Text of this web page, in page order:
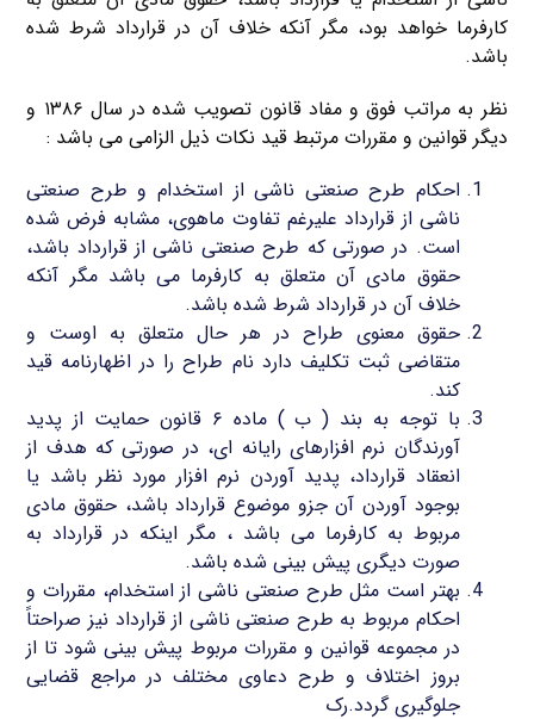
کارفرما خواهد بود، مگر آنکه خلاف آن در قرارداد شرط شده
باشد.
نظر به مراتب فوق و مفاد قانون تصویب شده در سال ۱۳۸۶ و
دیگر قوانین و مقررات مرتبط قید نکات ذیل الزامی می باشد :
احکام طرح صنعتی ناشی از استخدام و طرح صنعتی
ناشی از قرارداد علیرغم تفاوت ماهوی، مشابه فرض شده
است. در صورتی که طرح صنعتی ناشی از قرارداد باشد،
حقوق مادی آن متعلق به کارفرما می باشد مگر آنکه
خلاف آن در قرارداد شرط شده باشد.
حقوق معنوی طراح در هر حال متعلق به اوست و
متقاضی ثبت تکلیف دارد نام طراح را در اظهارنامه قید
کند.
با توجه به بند ( ب ) ماده ۶ قانون حمایت از پدید
آورندگان نرم افزارهای رایانه ای، در صورتی که هدف از
انعقاد قرارداد، پدید آوردن نرم افزار مورد نظر باشد یا
بوجود آوردن آن جزو موضوع قرارداد باشد، حقوق مادی
مربوط به کارفرما می باشد ، مگر اینکه در قرارداد به
صورت دیگری پیش بینی شده باشد.
بهتر است مثل طرح صنعتی ناشی از استخدام، مقررات و
احکام مربوط به طرح صنعتی ناشی از قرارداد نیز صراحتاً
در مجموعه قوانین و مقررات مربوط پیش بینی شود تا از
بروز اختلاف و طرح دعاوی مختلف در مراجع قضایی
جلوگیری گردد.رک